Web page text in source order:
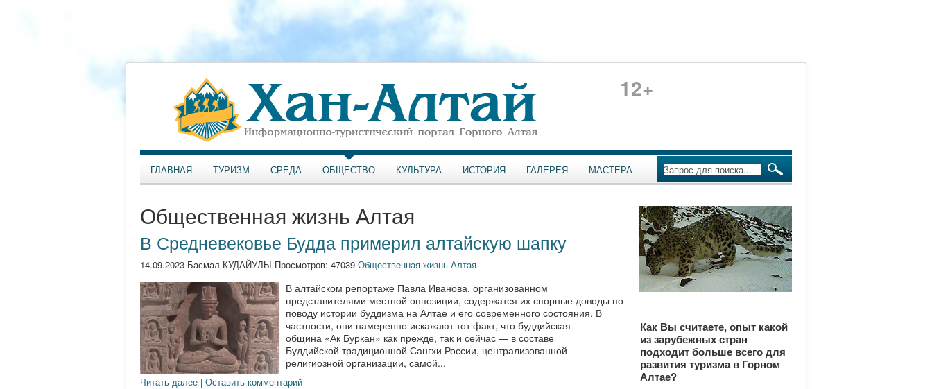
12+
ГЛАВНАЯ ТУРИЗМ СРЕДА ОБЩЕСТВО КУЛЬТУРА ИСТОРИЯ ГАЛЕРЕЯ МАСТЕРА
Общественная жизнь Алтая
В Средневековье Будда примерил алтайскую шапку
14.09.2023 Басмал КУДАЙУЛЫ Просмотров: 47039 Общественная жизнь Алтая
В алтайском репортаже Павла Иванова, организованном
представителями местной оппозиции, содержатся их спорные доводы по
поводу истории буддизма на Алтае и его современного состояния. В
частности, они намеренно искажают тот факт, что буддийская
община «Ак Буркан» как прежде, так и сейчас — в составе
Буддийской традиционной Сангхи России, централизованной
религиозной организации, самой...
Читать далее | Оставить комментарий
Как Вы считаете, опыт какой
из зарубежных стран
подходит больше всего для
развития туризма в Горном
Алтае?